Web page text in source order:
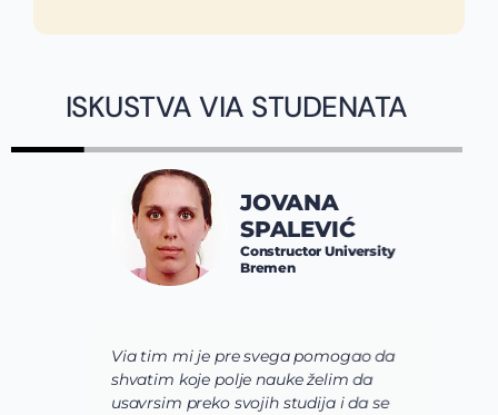
ISKUSTVA VIA STUDENATA
Via tim mi je pre svega pomogao da
shvatim koje polje nauke želim da
usavrsim preko svojih studija i da se
JOVANA
SPALEVIĆ
Constructor University
Bremen